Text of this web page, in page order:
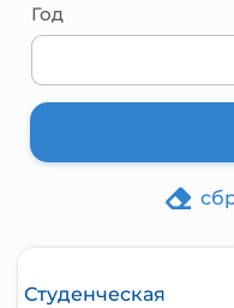
Год
Студенческая